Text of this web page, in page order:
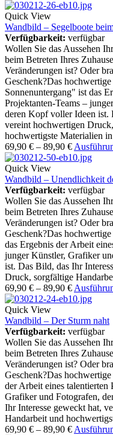
Quick View
Wandbild – Segelboote
Verfügbarkeit: verfügbar
Wollen Sie das Aussehen
beim Betreten Ihres
Veränderungen ist? Oder
Geschenk?Das
Sonnenuntergang" ist das
Projektanten-Teams –
deren Kopf voller Ideen ist.
vereint hochwertigen
hochwertigste Materialien
69,90 € – 89,90 €
Quick View
Wandbild – Unendlichkeit
Verfügbarkeit: verfügbar
Wollen Sie das Aussehen
beim Betreten Ihres
Veränderungen ist? Oder
Geschenk?Das
das Ergebnis der Arbeit
junger Künstler, Grafiker
ist. Das Bild, das Ihr
Druck, sorgfältige
69,90 € – 89,90 €
Quick View
Wandbild – Der Sturm naht
Verfügbarkeit: verfügbar
Wollen Sie das Aussehen
beim Betreten Ihres
Veränderungen ist? Oder
Geschenk?Das
der Arbeit eines talentierten
Grafiker und Fotografen,
Ihr Interesse geweckt hat,
Handarbeit und
69,90 € – 89,90 €